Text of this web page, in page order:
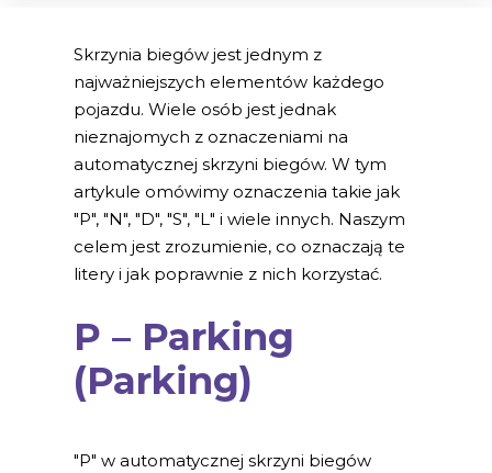
Skrzynia biegów jest jednym z
najważniejszych elementów każdego
pojazdu. Wiele osób jest jednak
nieznajomych z oznaczeniami na
automatycznej skrzyni biegów. W tym
artykule omówimy oznaczenia takie jak
"P", "N", "D", "S", "L" i wiele innych. Naszym
celem jest zrozumienie, co oznaczają te
litery i jak poprawnie z nich korzystać.
P – Parking
(Parking)
"P" w automatycznej skrzyni biegów